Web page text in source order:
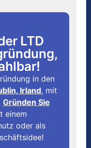
LTD
in den
Irland, mit
Gründen Sie
einem
oder als